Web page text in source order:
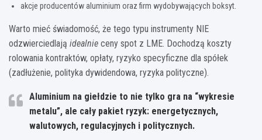
akcje producentów aluminium oraz firm wydobywających boksyt.
Warto mieć świadomość, że tego typu instrumenty NIE
odzwierciedlają idealnie ceny spot z LME. Dochodzą koszty
rolowania kontraktów, opłaty, ryzyko specyficzne dla spółek
(zadłużenie, polityka dywidendowa, ryzyka polityczne).
Aluminium na giełdzie to nie tylko gra na “wykresie
metalu”, ale cały pakiet ryzyk: energetycznych,
walutowych, regulacyjnych i politycznych.